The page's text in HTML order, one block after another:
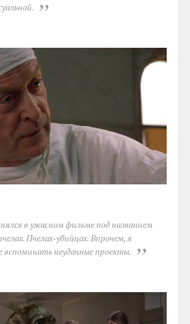
в ужасном фильме под названием
Пчелах-убийцах. Впрочем, я
вспоминать неудачные проекты.